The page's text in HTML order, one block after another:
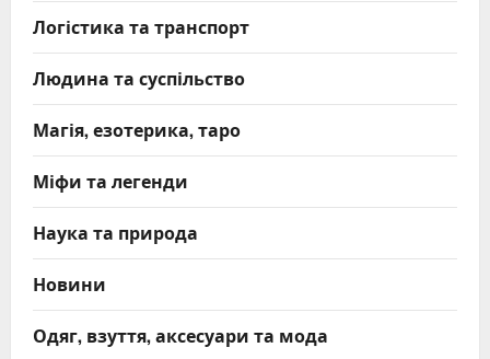
Логістика та транспорт
Людина та суспільство
Магія, езотерика, таро
Міфи та легенди
Наука та природа
Новини
Одяг, взуття, аксесуари та мода